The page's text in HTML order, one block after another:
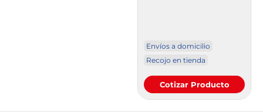
Envíos a domicilio
Recojo en tienda
Cotizar Producto